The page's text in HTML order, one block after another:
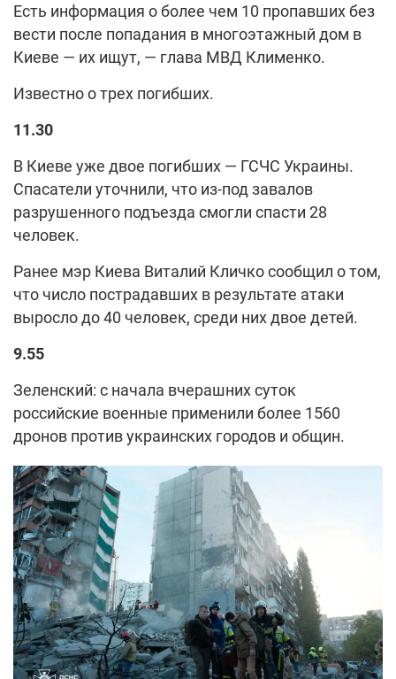
Есть информация о более чем 10 пропавших без
вести после попадания в многоэтажный дом в
Киеве — их ищут, — глава МВД Клименко.
Известно о трех погибших.
11.30
В Киеве уже двое погибших — ГСЧС Украины.
Спасатели уточнили, что из-под завалов
разрушенного подъезда смогли спасти 28
человек.
Ранее мэр Киева Виталий Кличко сообщил о том,
что число пострадавших в результате атаки
выросло до 40 человек, среди них двое детей.
9.55
Зеленский: с начала вчерашних суток
российские военные применили более 1560
дронов против украинских городов и общин.